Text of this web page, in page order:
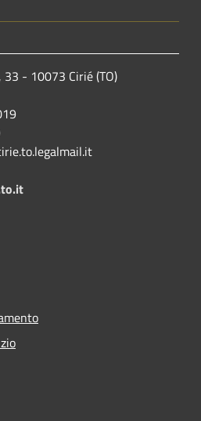
- 10073 Cirié (TO)